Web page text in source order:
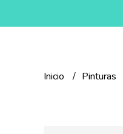
Inicio Pinturas